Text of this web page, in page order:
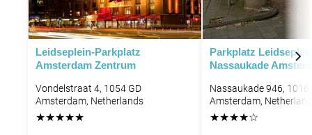
P
P
P
P
P P
P
P
Leidseplein-Parkplatz
Amsterdam Zentrum
Vondelstraat 4, 1054 GD
Amsterdam, Netherlands
★★★★★
Parkplatz
Nassaukade
Nassaukade 946, 1016
Amsterdam,
★★★★☆